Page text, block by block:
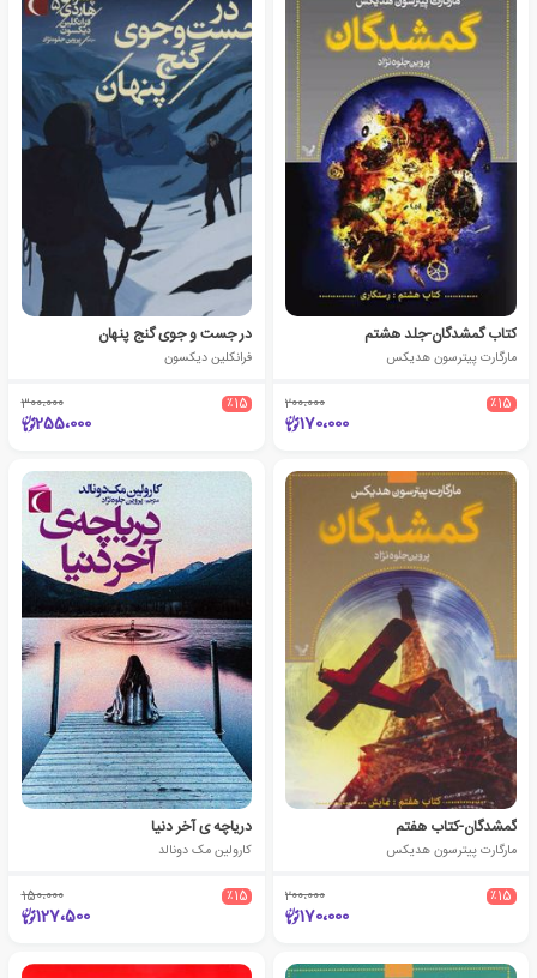
کتاب گمشدگان-جلد هشتم
مارگارت پیترسون هدیکس
٪15 200،000
170،000
در جست و جوی گنج پنهان
فرانکلین دیکسون
٪15 300،000
255،000
گمشدگان-کتاب هفتم
مارگارت پیترسون هدیکس
٪15 200،000
170،000
دریاچه ی آخر دنیا
کارولین مک دونالد
٪15 150،000
127،500